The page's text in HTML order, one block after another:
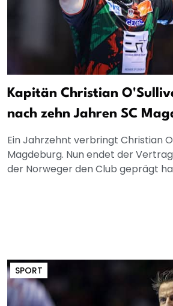
Kapitän Christian
nach zehn Jahren SC
Ein Jahrzehnt verbringt Christian
Magdeburg. Nun endet der
der Norweger den Club geprägt
SPORT